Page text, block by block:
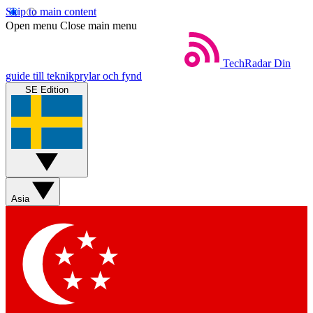
Skip to main content
Open menu Close main menu
TechRadar Din
guide till teknikprylar och fynd
SE Edition
Asia